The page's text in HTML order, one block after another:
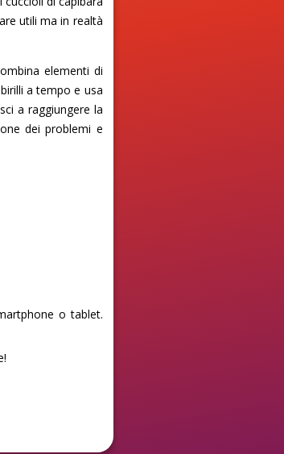
utili ma in realtà
elementi di
a tempo e usa
a raggiungere la
dei problemi e
o tablet.